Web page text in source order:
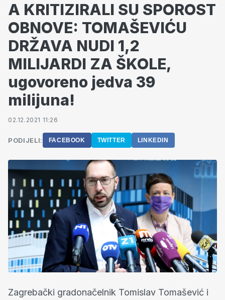
A KRITIZIRALI SU SPOROST
OBNOVE: TOMAŠEVIĆU
DRŽAVA NUDI 1,2
MILIJARDI ZA ŠKOLE,
ugovoreno jedva 39
milijuna!
02.12.2021 11:26
PODIJELI: FACEBOOK TWITTER LINKEDIN
Zagrebački gradonačelnik Tomislav Tomašević i